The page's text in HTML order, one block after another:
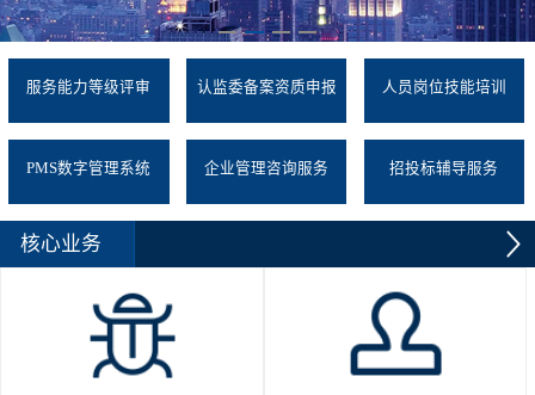
服务能力等级评审 认监委备案资质申报 人员岗位技能培训
PMS数字管理系统 企业管理咨询服务 招投标辅导服务
核心业务